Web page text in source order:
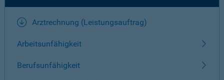
Arztrechnung (Leistungsauftrag)
Arbeitsunfähigkeit
Berufsunfähigkeit